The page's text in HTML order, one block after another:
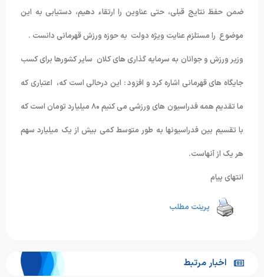
ضمن حفظ نتایج قبلی، حتی عناوین را ارتقاء دهیم، دستیابی به این
موضوع را مستلزم عنایت ویژه دولت به حوزه ورزش قهرمانی دانست .
وزیر ورزش و جوانان به سرمایه گذاری های کلان سایر کشورها برای کسب
جایگاه های قهرمانی اشاره کرد و افزود : این درحالی است که، اعتباری که
ما تقدیم همه فدراسیون های ورزشی می کنیم ۸۰ میلیارد تومان است که
با تقسیم بین فدراسیونها به طور متوسط کمی بیش از یک میلیارد سهم
هر یک از آنهاست.
انتهای پیام
پرینت مطلب
اخبار مرتبط